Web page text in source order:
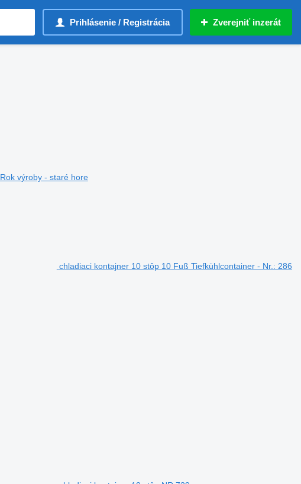
Prihlásenie / Registrácia Zverejniť inzerát
Rok výroby - staré hore
chladiaci kontajner 10 stôp 10 Fuß Tiefkühlcontainer - Nr.: 286